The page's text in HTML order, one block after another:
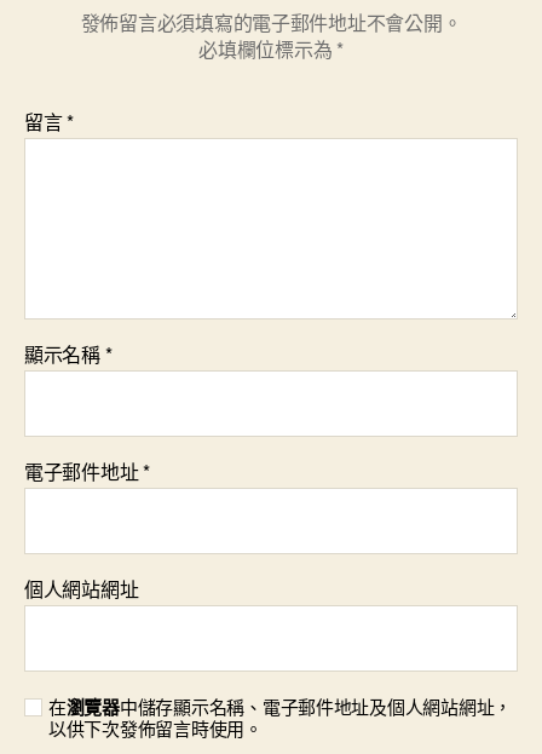
發佈留言必須填寫的電子郵件地址不會公開。
必填欄位標示為 *
留言*
顯示名稱*
電子郵件地址*
個人網站網址
在瀏覽器中儲存顯示名稱、電子郵件地址及個人網站網址，
以供下次發佈留言時使用。